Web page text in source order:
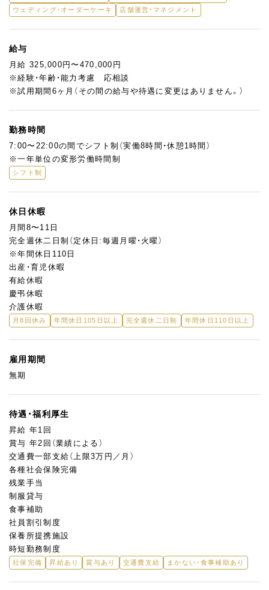
デザート”づくりに挑めます。
◎お客様の笑顔が仕事の成果に
パティシエがデザートを直接提供する場面もあり、お客様のリア
クションをその場で受け取ることができます。
つくり上げていく。
そんな喜びを実感できる現場です。
アフタヌーンティーや季節イベントに向けたデザートの企画・監
修にも参加可能。
パティシエとしての経験をベースに、“チームでブランドを育て
る”立場としても力を発揮していただけます。
ウェディング・オーダーケーキ
店舗運営・マネジメント
給与
月給 325,000円〜470,000円
※経験・年齢・能力考慮 応相談
※試用期間6ヶ月（その間の給与や待遇に変更はありません。）
勤務時間
7:00〜22:00の間でシフト制（実働8時間・休憩1時間）
※一年単位の変形労働時間制
シフト制
休日休暇
月間8〜11日
完全週休二日制（定休日:毎週月曜・火曜）
※年間休日110日
出産・育児休暇
有給休暇
慶弔休暇
介護休暇
月8回休み 年間休日105日以上 完全週休二日制 年間休日110日以上
雇用期間
無期
待遇・福利厚生
昇給 年1回
賞与 年2回（業績による）
交通費一部支給（上限3万円／月）
各種社会保険完備
残業手当
制服貸与
食事補助
社員割引制度
保養所提携施設
時短勤務制度
社保完備 昇給あり 賞与あり 交通費支給 まかない・食事補助あり